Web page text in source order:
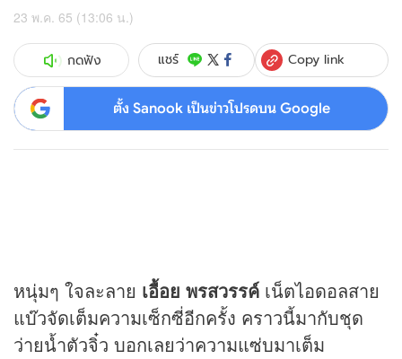
23 พ.ค. 65 (13:06 น.)
กดฟัง แชร์ Copy link
ตั้ง Sanook เป็นข่าวโปรดบน Google
หนุ่มๆ ใจละลาย เอื้อย พรสวรรค์ เน็ตไอดอลสาย
แบ๊วจัดเต็มความเซ็กซี่อีกครั้ง คราวนี้มากับชุด
ว่ายน้ำตัวจิ๋ว บอกเลยว่าความแซ่บมาเต็ม